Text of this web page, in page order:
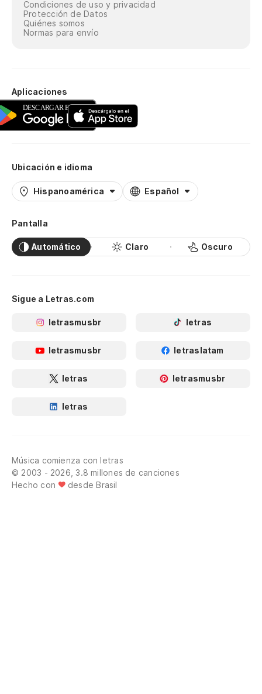
Condiciones de uso y privacidad
Protección de Datos
Quiénes somos
Normas para envío
Aplicaciones
Ubicación e idioma
Hispanoamérica Español
Pantalla
Automático Claro Oscuro
Sigue a Letras.com
letrasmusbr letras
letrasmusbr letraslatam
letras letrasmusbr
letras
Música comienza con letras
© 2003 - 2026, 3.8 millones de canciones
Hecho con
desde Brasil